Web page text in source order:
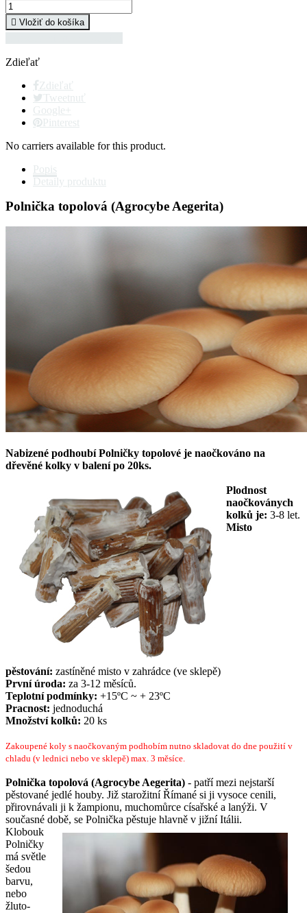
 Vložiť do košíka
Zdieľať
Zdieľať
Tweetnuť
Google+
Pinterest
No carriers available for this product.
Popis
Detaily produktu
Polnička topolová (Agrocybe Aegerita)
Nabizené podhoubí Polničky topolové je naočkováno na
dřevěné kolky v balení po 20ks.
Plodnost
naočkoványch
kolků je: 3-8 let.
Misto
pěstování: zastíněné misto v zahrádce (ve sklepě)
První úroda: za 3-12 měsíců.
Teplotní podmínky: +15ºC ~ + 23ºC
Pracnost: jednoduchá
Množství kolků: 20 ks
Zakoupené koly s naočkovaným podhobím nutno skladovat do dne použití v
chladu (v lednici nebo ve sklepě) max. 3 měsíce.
Polnička topolová (Agrocybe Aegerita) - patří mezi nejstarší
pěstované jedlé houby. Již starožitní Římané si ji vysoce cenili,
přirovnávali ji k žampionu, muchomůrce císařské a lanýži. V
současné době, se Polnička pěstuje hlavně v jižní Itálii.
Klobouk
Polničky
má světle
šedou
barvu,
nebo
žluto-